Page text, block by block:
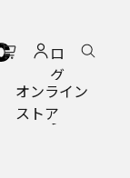
ロ
グ
イ
ン
オンライン
ストア